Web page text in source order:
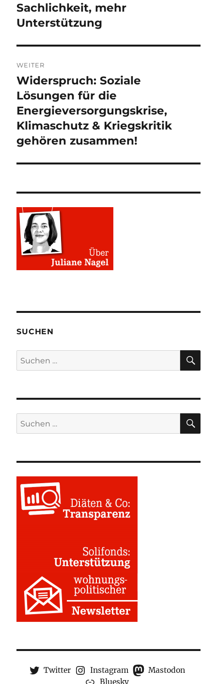
Sachlichkeit, mehr
Unterstützung
WEITER
Nächster
Beitrag:
Widerspruch: Soziale
Lösungen für die
Energieversorgungskrise,
Klimaschutz & Kriegskritik
gehören zusammen!
SUCHEN
Suchen
nach:
Suchen
nach:
Twitter Instagram
Mastodon
Bluesky